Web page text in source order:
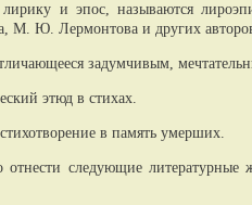
и эпос, называются
Ю. Лермонтова и других
задумчивым,
этюд в стихах.
в память умерших.
следующие литературные